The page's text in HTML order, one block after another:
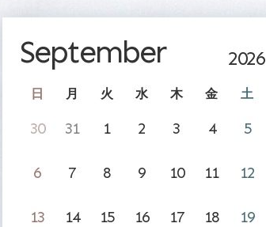
September 2026
日 月 火 水 木 金 土
30 31 1 2 3 4 5
6 7 8 9 10 11 12
13 14 15 16 17 18 19